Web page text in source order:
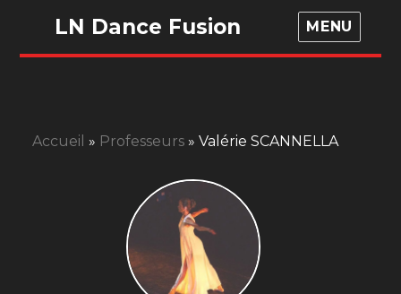
LN Dance Fusion MENU
Accueil » Professeurs» Valérie SCANNELLA